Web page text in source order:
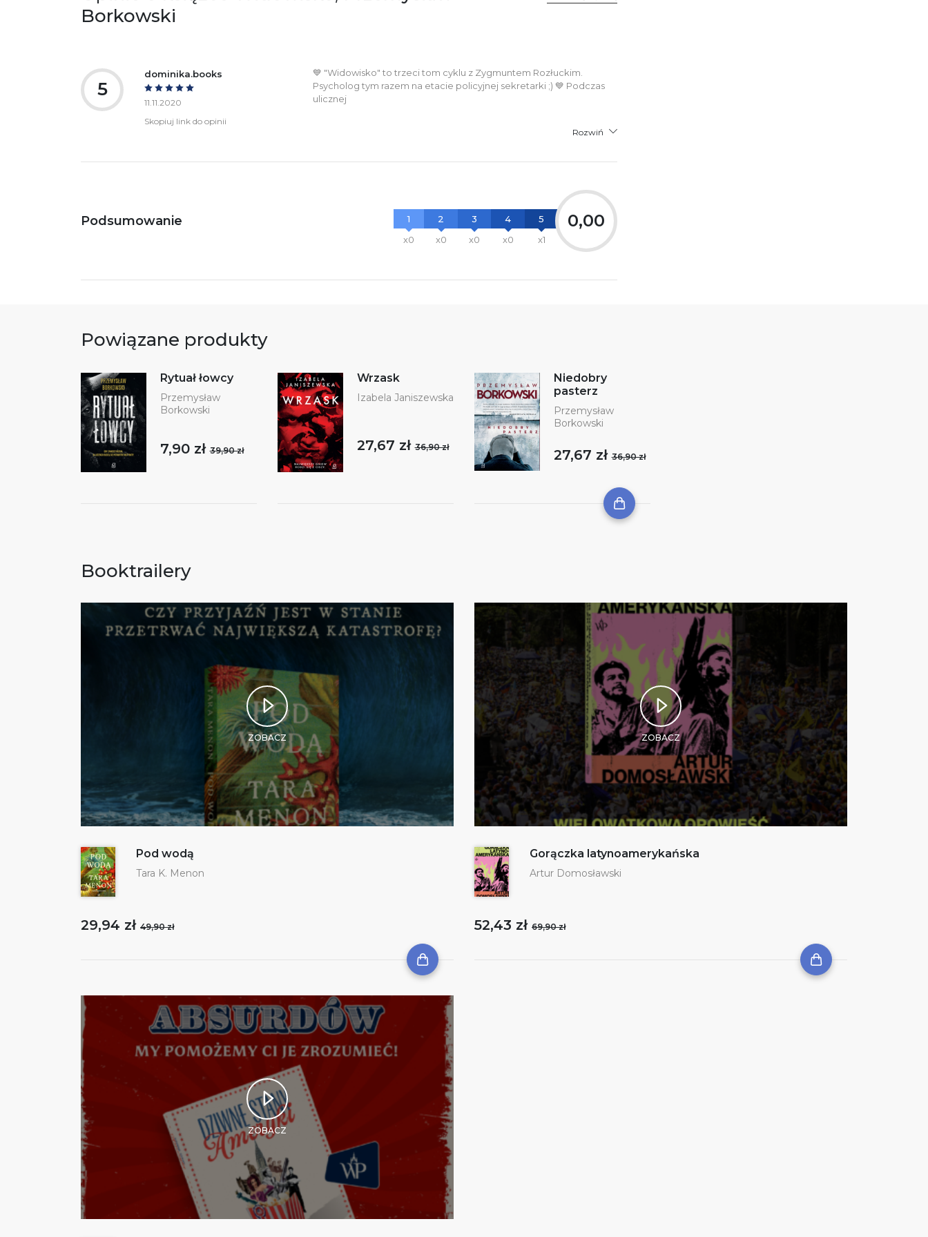
Borkowski
5
dominika.books
11.11.2020
Skopiuj link do opinii
💙 "Widowisko" to trzeci tom cyklu z Zygmuntem Rozłuckim.
Psycholog tym razem na etacie policyjnej sekretarki ;) 💙 Podczas
ulicznej
Rozwiń
Podsumowanie
1
x0
2
x0
3
x0
4
x0
5
x1
0,00
Powiązane produkty
Rytuał łowcy
Przemysław
Borkowski
7,90 zł39,90 zł
Wrzask
Izabela Janiszewska
27,67 zł36,90 zł
Niedobry
pasterz
Przemysław
Borkowski
27,67 zł36,90 zł
Booktrailery
ZOBACZ
Pod wodą
Tara K. Menon
29,94 zł 49,90 zł
ZOBACZ
Gorączka latynoamerykańska
Artur Domosławski
52,43 zł 69,90 zł
ZOBACZ